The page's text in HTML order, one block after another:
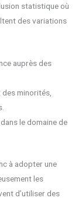
statistique où
des variations
auprès des
minorités,
le domaine de
à adopter une
les
d’utiliser des